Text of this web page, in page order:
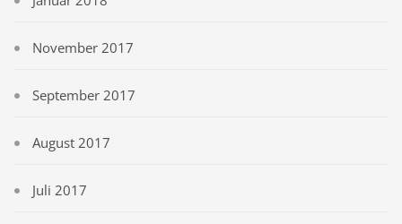
November 2017
September 2017
August 2017
Juli 2017